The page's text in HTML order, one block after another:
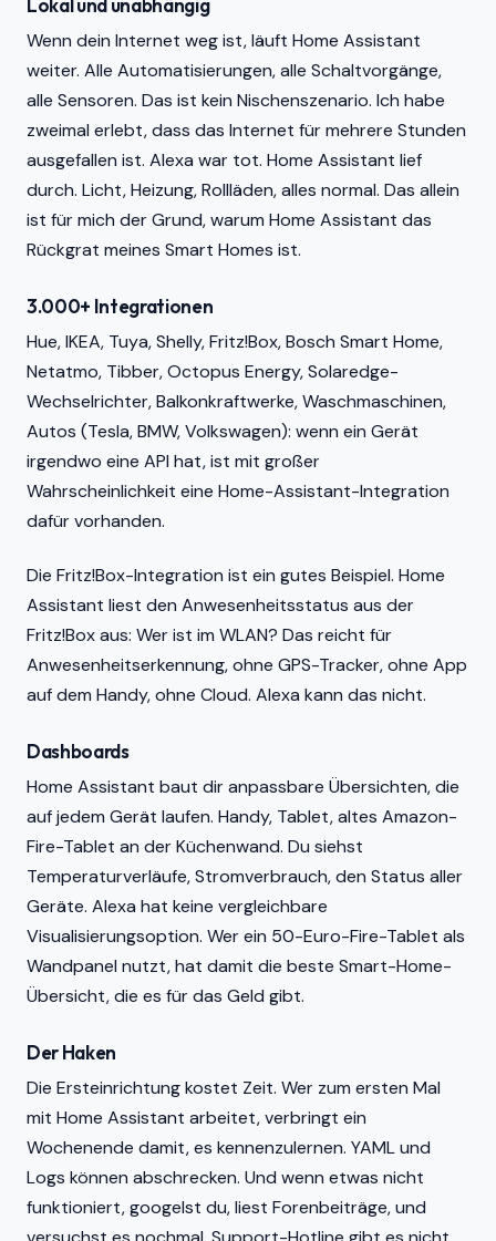
Lokal und unabhängig
Wenn dein Internet weg ist, läuft Home Assistant
weiter. Alle Automatisierungen, alle Schaltvorgänge,
alle Sensoren. Das ist kein Nischenszenario. Ich habe
zweimal erlebt, dass das Internet für mehrere Stunden
ausgefallen ist. Alexa war tot. Home Assistant lief
durch. Licht, Heizung, Rollläden, alles normal. Das allein
ist für mich der Grund, warum Home Assistant das
Rückgrat meines Smart Homes ist.
3.000+ Integrationen
Hue, IKEA, Tuya, Shelly, Fritz!Box, Bosch Smart Home,
Netatmo, Tibber, Octopus Energy, Solaredge-
Wechselrichter, Balkonkraftwerke, Waschmaschinen,
Autos (Tesla, BMW, Volkswagen): wenn ein Gerät
irgendwo eine API hat, ist mit großer
Wahrscheinlichkeit eine Home-Assistant-Integration
dafür vorhanden.
Die Fritz!Box-Integration ist ein gutes Beispiel. Home
Assistant liest den Anwesenheitsstatus aus der
Fritz!Box aus: Wer ist im WLAN? Das reicht für
Anwesenheitserkennung, ohne GPS-Tracker, ohne App
auf dem Handy, ohne Cloud. Alexa kann das nicht.
Dashboards
Home Assistant baut dir anpassbare Übersichten, die
auf jedem Gerät laufen. Handy, Tablet, altes Amazon-
Fire-Tablet an der Küchenwand. Du siehst
Temperaturverläufe, Stromverbrauch, den Status aller
Geräte. Alexa hat keine vergleichbare
Visualisierungsoption. Wer ein 50-Euro-Fire-Tablet als
Wandpanel nutzt, hat damit die beste Smart-Home-
Übersicht, die es für das Geld gibt.
Der Haken
Die Ersteinrichtung kostet Zeit. Wer zum ersten Mal
mit Home Assistant arbeitet, verbringt ein
Wochenende damit, es kennenzulernen. YAML und
Logs können abschrecken. Und wenn etwas nicht
funktioniert, googelst du, liest Forenbeiträge, und